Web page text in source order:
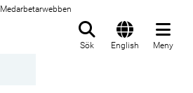
Medarbetarwebben
Sök English Meny